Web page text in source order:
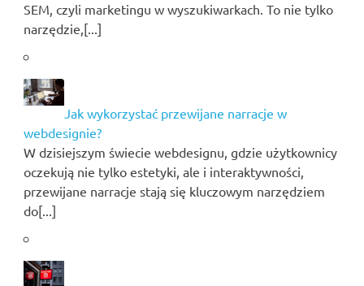
SEM, czyli marketingu w wyszukiwarkach. To nie tylko
narzędzie,[...]
Jak wykorzystać przewijane narracje w
webdesignie?
W dzisiejszym świecie webdesignu, gdzie użytkownicy
oczekują nie tylko estetyki, ale i interaktywności,
przewijane narracje stają się kluczowym narzędziem
do[...]